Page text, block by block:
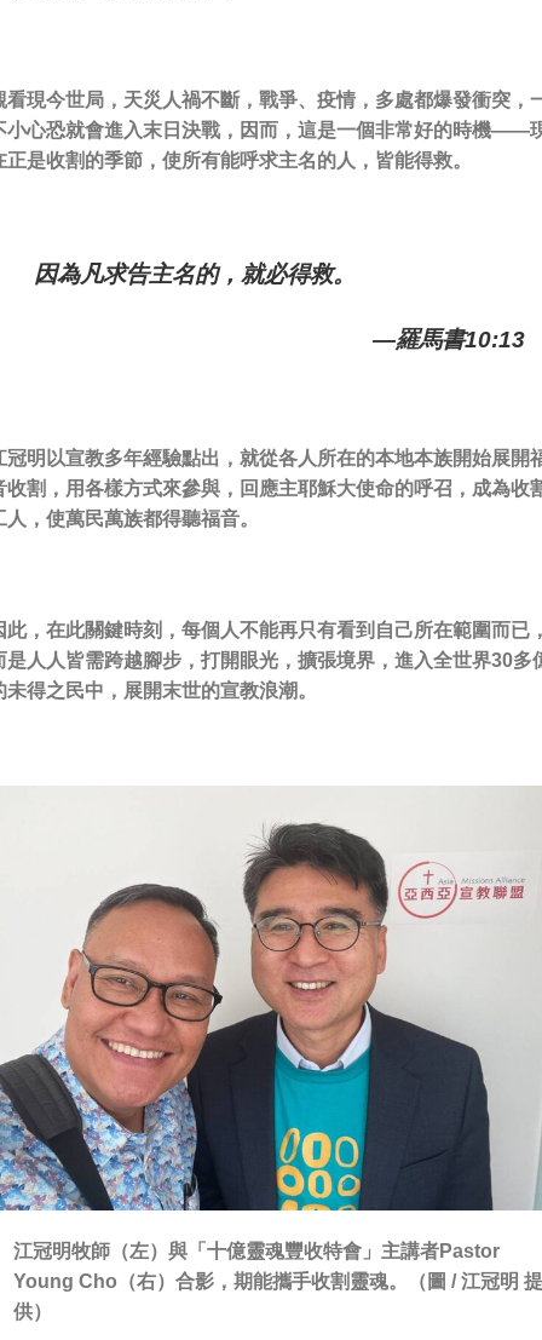
看現今世局，天災人禍不斷，戰爭、疫情，多處都爆發衝突，
小心恐就會進入末日決戰，因而，這是一個非常好的時機——
正是收割的季節，使所有能呼求主名的人，皆能得救。
因為凡求告主名的，就必得救。
—羅馬書10:13
冠明以宣教多年經驗點出，就從各人所在的本地本族開始展開
收割，用各樣方式來參與，回應主耶穌大使命的呼召，成為收
人，使萬民萬族都得聽福音。
此，在此關鍵時刻，每個人不能再只有看到自己所在範圍而已
是人人皆需跨越腳步，打開眼光，擴張境界， 進入全世界30多
未得之民中，展開末世的宣教浪潮。
江冠明牧師（左）與「十億靈魂豐收特會」主講者Pastor
Young Cho（右）合影，期能攜手收割靈魂。（圖 / 江冠明 提
供）